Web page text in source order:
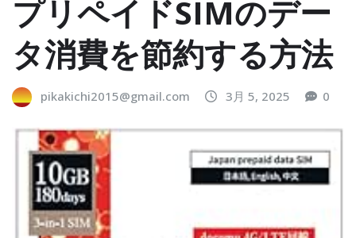
プリペイドSIMのデー
タ消費を節約する方法
pikakichi2015@gmail.com 3月 5, 2025 0